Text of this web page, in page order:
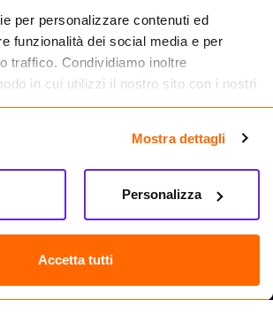
per personalizzare contenuti ed
funzionalità dei social media e per
traffico. Condividiamo inoltre
in cui utilizzi il nostro sito con i nostri
di analisi dei dati web, pubblicità e
fornito loro o che hanno raccolto dal
servizi.
Mostra dettagli
Accetta tutti
Personalizza
REA: NA-884088
Marinare 128, 80147 Napoli